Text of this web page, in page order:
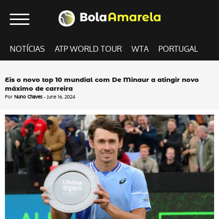
NOTÍCIAS ATP WORLD TOUR WTA PORTUGAL
Eis o novo top 10 mundial com De Minaur a atingir novo
máximo de carreira
Por Nuno Chaves - June 16, 2024